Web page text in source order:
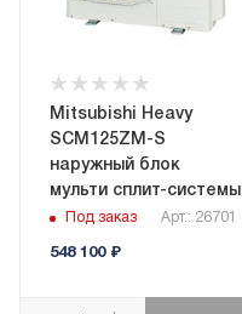
Mitsubishi Heavy
SCM125ZM-S
наружный блок
мульти сплит-системы
Под заказ Арт.: 26701
548 100₽